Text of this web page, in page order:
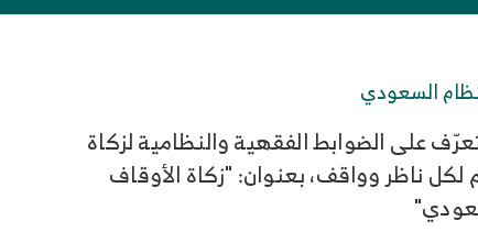
السعودي
على الضوابط الفقهية والنظامية لزكاة
ناظر وواقف، بعنوان: "زكاة الأوقاف